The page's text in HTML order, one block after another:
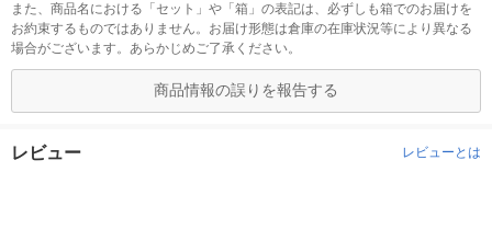
また、商品名における「セット」や「箱」の表記は、必ずしも箱でのお届けを
お約束するものではありません。お届け形態は倉庫の在庫状況等により異なる
場合がございます。あらかじめご了承ください。
商品情報の誤りを報告する
レビュー レビューとは